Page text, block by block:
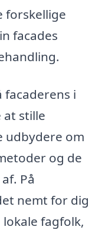
forskellige
facades
i
at stille
udbydere om
og de
På
nemt for dig
fagfolk,